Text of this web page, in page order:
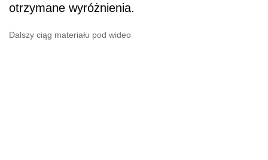
otrzymane wyróżnienia.
Dalszy ciąg materiału pod wideo